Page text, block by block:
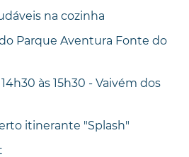
na cozinha
Parque Aventura Fonte do
às 15h30 - Vaivém dos
itinerante "Splash"